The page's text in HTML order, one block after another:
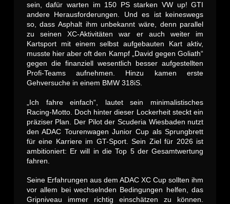
sein, dafür warten im 150 PS starken VW up! GTI
andere Herausforderungen. Und es ist keineswegs
so, dass Asphalt ihm unbekannt wäre, denn parallel
zu seinen XC-Aktivitäten war er auch weiter im
Kartsport mit einem selbst aufgebauten Kart aktiv,
musste hier aber oft den Kampf „David gegen Goliath“
gegen die finanziell wesentlich besser aufgestellten
Profi-Teams aufnehmen. Hinzu kamen erste
Gehversuche in einem BMW 318iS.
„Ich fahre einfach“, lautet sein minimalistisches
Racing-Motto. Doch hinter dieser Lockerheit steckt ein
präziser Plan. Der Pilot der Scuderia Wiesbaden nutzt
den ADAC Tourenwagen Junior Cup als Sprungbrett
für eine Karriere im GT-Sport. Sein Ziel für 2026 ist
ambitioniert: Er will in die Top 5 der Gesamtwertung
fahren.
Seine Erfahrungen aus dem ADAC XC Cup sollten ihm
vor allem bei wechselnden Bedingungen helfen, das
Gripniveau immer richtig einschätzen zu können.